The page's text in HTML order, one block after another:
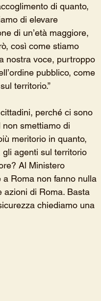
di quanto,
di elevare
di un’età maggiore,
così come stiamo
nostra voce, purtroppo
pubblico, come
territorio.”
perché ci sono
smettiamo di
meritorio in quanto,
agenti sul territorio
Al Ministero
a Roma non fanno nulla
azioni di Roma. Basta
chiediamo una